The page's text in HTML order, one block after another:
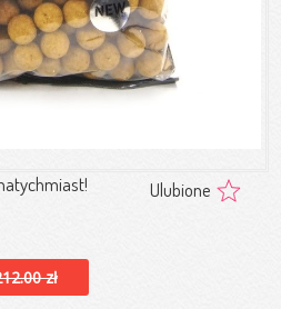
Ulubione
zł